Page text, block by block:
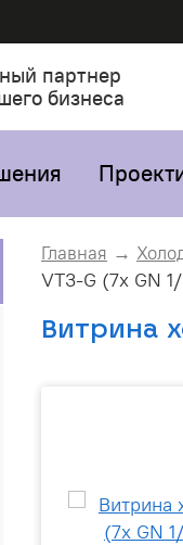
партнер
бизнеса
Главная
VT3-G (7х GN
Витрина